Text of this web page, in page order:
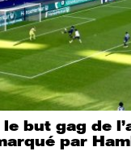
but gag de
par